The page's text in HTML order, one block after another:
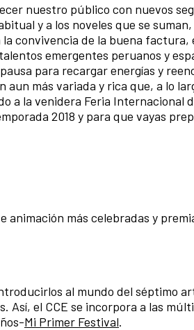
nuestro público con nuevos
y a los noveles que se
convivencia de la buena factura,
emergentes peruanos y
para recargar energías y
más variada y rica que, a lo
a la venidera Feria Internacional
2018 y para que vayas
animación más celebradas y
al mundo del séptimo
el CCE se incorpora a las
Mi Primer Festival.